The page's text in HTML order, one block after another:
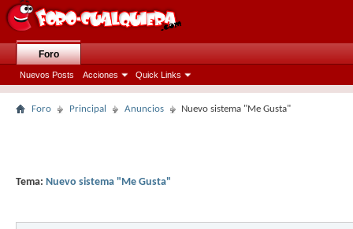
Foro
Nuevos Posts Acciones Quick Links
Foro Principal Anuncios Nuevo sistema "Me Gusta"
Tema: Nuevo sistema "Me Gusta"